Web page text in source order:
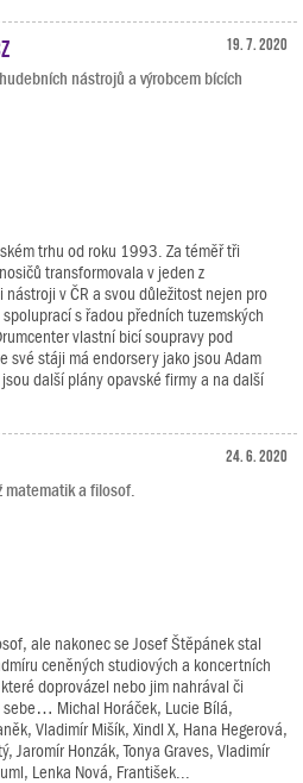
19. 7. 2020
nástrojů a výrobcem bících
trhu od roku 1993. Za téměř tři
transformovala v jeden z
v ČR a svou důležitost nejen pro
s řadou předních tuzemských
vlastní bicí soupravy pod
své stáji má endorsery jako jsou Adam
další plány opavské firmy a na další
24. 6. 2020
matematik a filosof.
ale nakonec se Josef Štěpánek stal
ceněných studiových a koncertních
doprovázel nebo jim nahrával či
sebe… Michal Horáček, Lucie Bílá,
Vladimír Mišík, Xindl X, Hana Hegerová,
Jaromír Honzák, Tonya Graves, Vladimír
Lenka Nová, František...